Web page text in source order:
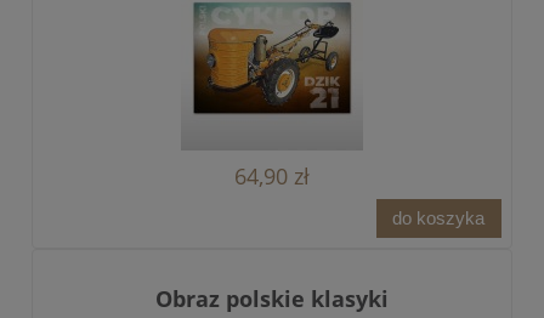
64,90 zł
do koszyka
Obraz polskie klasyki